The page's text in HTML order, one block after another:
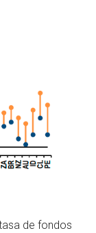
de fondos